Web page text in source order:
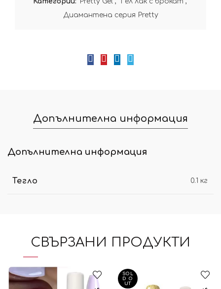
Диамантена серия Pretty
Допълнителна информация
Допълнителна информация
Тегло 0.1 кг
СВЪРЗАНИ ПРОДУКТИ
SOL
D O
UT